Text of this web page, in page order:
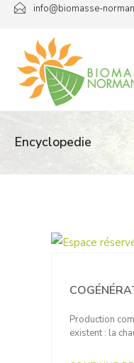
Passer
contenu
info@biomasse-
Encyclopedie
Production
existent : la